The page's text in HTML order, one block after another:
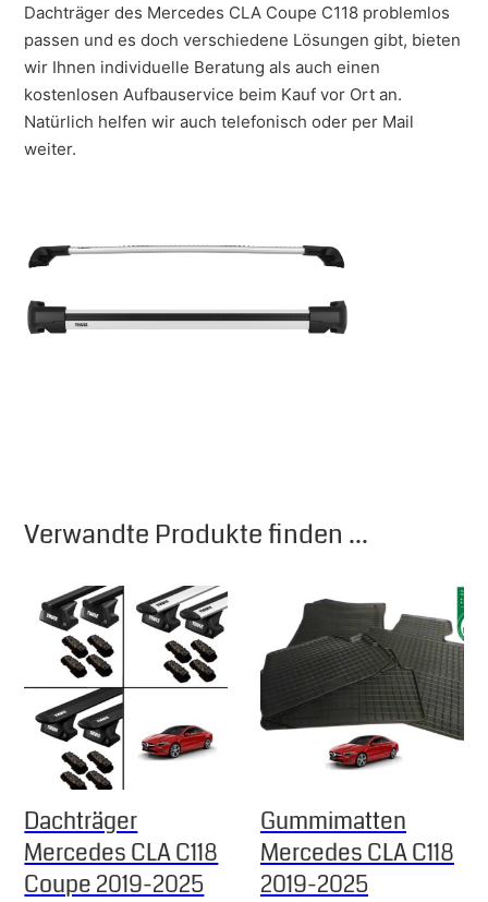
Dachträger des Mercedes CLA Coupe C118 problemlos
passen und es doch verschiedene Lösungen gibt, bieten
wir Ihnen individuelle Beratung als auch einen
kostenlosen Aufbauservice beim Kauf vor Ort an.
Natürlich helfen wir auch telefonisch oder per Mail
weiter.
Verwandte Produkte finden ...
Dachträger
Mercedes CLA C118
Coupe 2019-2025
Gummimatten
Mercedes CLA C118
2019-2025